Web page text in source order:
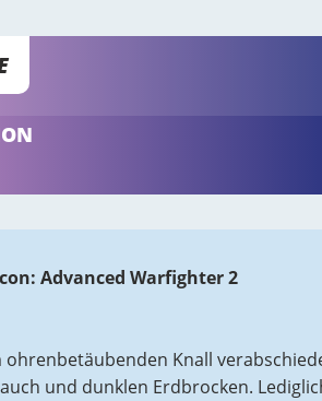
Advanced Warfighter 2
ohrenbetäubenden Knall
und dunklen Erdbrocken.